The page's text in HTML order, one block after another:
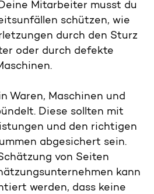
Mitarbeiter musst du
schützen, wie
durch den Sturz
oder durch defekte
Waren, Maschinen und
Diese sollten mit
und den richtigen
abgesichert sein.
von Seiten
kann
werden, dass keine